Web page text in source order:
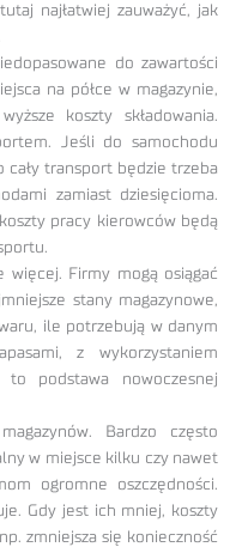
najłatwiej zauważyć, jak
do zawartości
na półce w magazynie,
koszty składowania.
Jeśli do samochodu
transport będzie trzeba
zamiast dziesięcioma.
pracy kierowców będą
Firmy mogą osiągać
stany magazynowe,
ile potrzebują w danym
z wykorzystaniem
to podstawa nowoczesnej
Bardzo często
w miejsce kilku czy nawet
ogromne oszczędności.
Gdy jest ich mniej, koszty
zmniejsza się konieczność